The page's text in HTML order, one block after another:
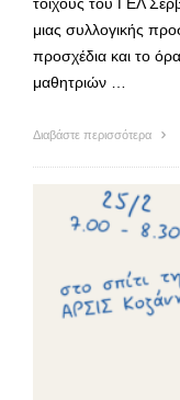
μιας συλλογικής
προσχέδια και το
μαθητριών …
Διαβάστε περισσότερα